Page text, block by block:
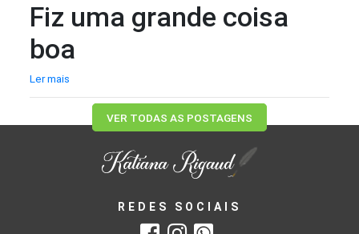
Fiz uma grande coisa
boa
Ler mais
VER TODAS AS POSTAGENS
REDES SOCIAIS